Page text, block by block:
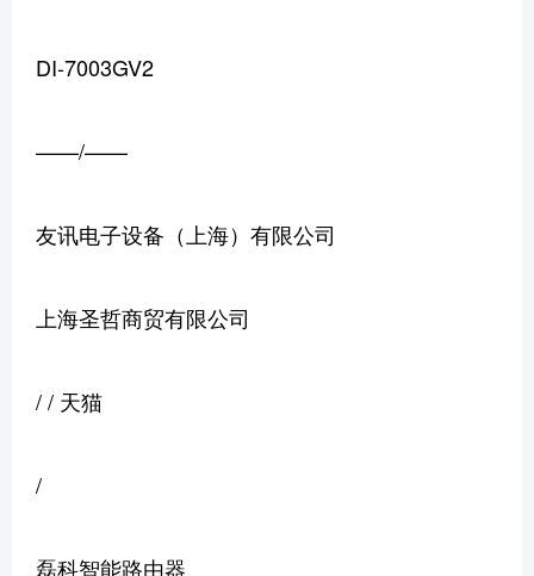
DI-7003GV2
——/——
友讯电子设备（上海）有限公司
上海圣哲商贸有限公司
/ / 天猫
/
磊科智能路由器